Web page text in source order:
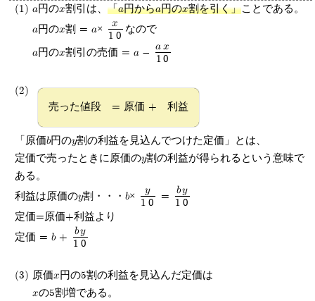
(1)a円のx割引は、「a円からa円のx割を引く」ことである。
a円のx割 = a×
x
10
なので
a円のx割引の売価 = a -
ax
10
(2)
売った値段 = 原価 + 利益
「原価b円のy割の利益を見込んでつけた定価」とは、
定価で売ったときに原価のy割の利益が得られるという意味で
ある。
利益は原価のy割・・・b×
y
10
=
by
10
定価=原価+利益より
定価 = b +
by
10
(3) 原価x円の5割の利益を見込んだ定価は
xの5割増である。